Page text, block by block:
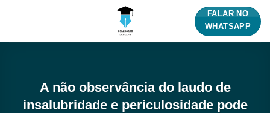
FALAR NO
WHATSAPP
A não observância do laudo de
insalubridade e periculosidade pode